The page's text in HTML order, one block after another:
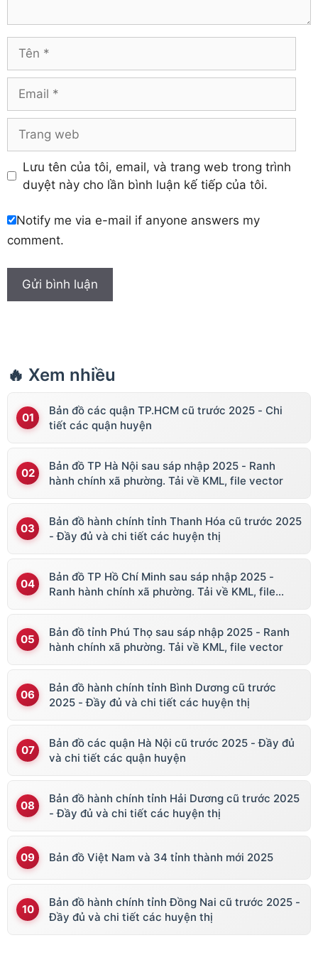
Hậu Giang
Hưng Yên
Khánh Hòa
Vĩnh Phúc
web
Lưu tên của tôi, email, và trang web trong trình
duyệt này cho lần bình luận kế tiếp của tôi.
Notify me via e-mail if anyone answers my
comment.
🔥 Xem nhiều
Bản đồ các quận TP.HCM cũ trước 2025 - Chi
tiết các quận huyện
Bản đồ TP Hà Nội sau sáp nhập 2025 - Ranh
hành chính xã phường. Tải về KML, file vector
Bản đồ hành chính tỉnh Thanh Hóa cũ trước 2025
- Đầy đủ và chi tiết các huyện thị
Bản đồ TP Hồ Chí Minh sau sáp nhập 2025 -
Ranh hành chính xã phường. Tải về KML, file
Bản đồ tỉnh Phú Thọ sau sáp nhập 2025 - Ranh
hành chính xã phường. Tải về KML, file vector
Bản đồ hành chính tỉnh Bình Dương cũ trước
2025 - Đầy đủ và chi tiết các huyện thị
Bản đồ các quận Hà Nội cũ trước 2025 - Đầy đủ
và chi tiết các quận huyện
Bản đồ hành chính tỉnh Hải Dương cũ trước 2025
- Đầy đủ và chi tiết các huyện thị
Bản đồ Việt Nam và 34 tỉnh thành mới 2025
Bản đồ hành chính tỉnh Đồng Nai cũ trước 2025 -
Đầy đủ và chi tiết các huyện thị